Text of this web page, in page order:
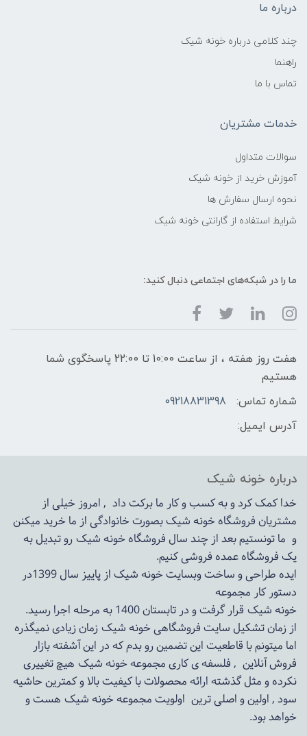
درباره ما
چند کلامی درباره خونه شیک
راهنما
تماس با ما
خدمات مشتریان
سوالات متداول
آموزش خرید از خونه شیک
نحوه ارسال سفارش ها
شرایط استفاده از گارانتی خونه شیک
ما را در شبکه‌های اجتماعی دنبال کنید:
هفت روز هفته ، از ساعت 10:00 تا 22:00 پاسخگوی شما
هستیم
شماره تماس:
09218831398
آدرس ایمیل:
درباره خونه شیک
خدا کمک کرد و به کسب و کار ما برکت داد , امروز خیلی از
مشتریان فروشگاه خونه شیک بصورت خانوادگی از ما خرید میکنن
و ما تونستیم بعد از چند سال فروشگاهخونه شیکرو تبدیل به
یک فروشگاه عمده فروشی کنیم.
ایده طراحی و ساخت وبسایت خونه شیک از پاییز سال 1399در
دستور کار مجموعه
خونه شیک قرار گرفت و در تابستان 1400 به مرحله اجرا رسید.
از زمان تشکیل سایت فروشگاهیخونه شیکزمان زیادی نمیگذره
اما میتونم با قاطعیت این تضمین رو بدم که در این آشفته بازار
فروش آنلاین , فلسفه ی کاری مجموعهخونه شیک هیچ تغییری
نکرده و مثل گذشته ارائه محصولات با کیفیت بالا و کمترین حاشیه
سود , اولین و اصلی ترین اولویت مجموعهخونه شیک هست و
خواهد بود.